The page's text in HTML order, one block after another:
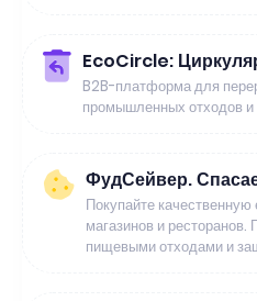
EcoCircle:
B2B-платформа для
промышленных отходов и
ФудСейвер.
Покупайте
магазинов и ресторанов.
пищевыми отходами и